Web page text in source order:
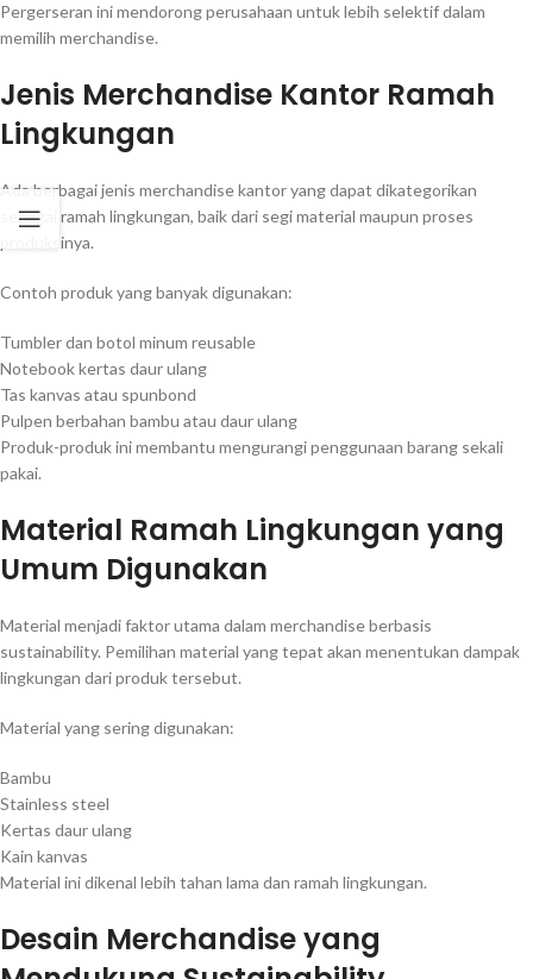
Pergerseran ini mendorong perusahaan untuk lebih selektif dalam
memilih merchandise.
Jenis Merchandise Kantor Ramah
Lingkungan
Ada berbagai jenis merchandise kantor yang dapat dikategorikan
sebagai ramah lingkungan, baik dari segi material maupun proses
produksinya.
Contoh produk yang banyak digunakan:
Tumbler dan botol minum reusable
Notebook kertas daur ulang
Tas kanvas atau spunbond
Pulpen berbahan bambu atau daur ulang
Produk-produk ini membantu mengurangi penggunaan barang sekali
pakai.
Material Ramah Lingkungan yang
Umum Digunakan
Material menjadi faktor utama dalam merchandise berbasis
sustainability. Pemilihan material yang tepat akan menentukan dampak
lingkungan dari produk tersebut.
Material yang sering digunakan:
Bambu
Stainless steel
Kertas daur ulang
Kain kanvas
Material ini dikenal lebih tahan lama dan ramah lingkungan.
Desain Merchandise yang